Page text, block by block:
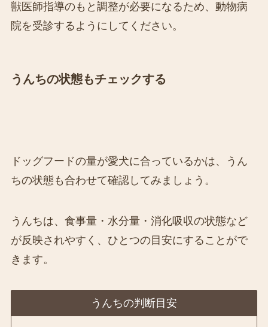
獣医師指導のもと調整が必要になるため、動物病
院を受診するようにしてください。
うんちの状態もチェックする
ドッグフードの量が愛犬に合っているかは、うん
ちの状態も合わせて確認してみましょう。
うんちは、食事量・水分量・消化吸収の状態など
が反映されやすく、ひとつの目安にすることがで
きます。
うんちの判断目安